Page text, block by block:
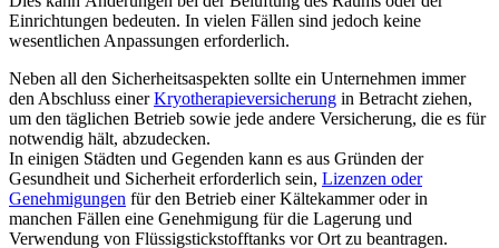
Einrichtungen bedeuten. In vielen Fällen sind jedoch keine
wesentlichen Anpassungen erforderlich.
Neben all den Sicherheitsaspekten sollte ein Unternehmen immer
den Abschluss einerKryotherapieversicherung in Betracht ziehen,
um den täglichen Betrieb sowie jede andere Versicherung, die es für
notwendig hält, abzudecken.
In einigen Städten und Gegenden kann es aus Gründen der
Gesundheit und Sicherheit erforderlich sein, Lizenzen oder
Genehmigungen für den Betrieb einer Kältekammer oder in
manchen Fällen eine Genehmigung für die Lagerung und
Verwendung von Flüssigstickstofftanks vor Ort zu beantragen.